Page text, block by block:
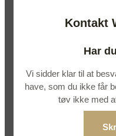
Kontakt
Har
Vi sidder klar til at
have, som du ikke får
tøv ikke med